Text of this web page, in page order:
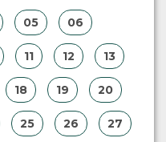
05 06
11 12 13
18 19 20
25 26 27